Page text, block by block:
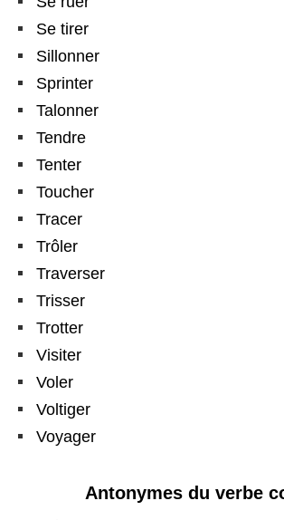
Se tirer
Sillonner
Sprinter
Talonner
Tendre
Tenter
Toucher
Tracer
Trôler
Traverser
Trisser
Trotter
Visiter
Voler
Voltiger
Voyager
Antonymes du verbe